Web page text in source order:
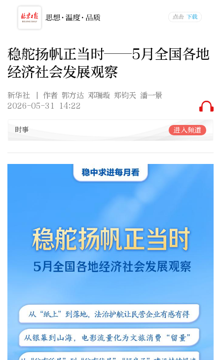
稳舵扬帆正当时——5月全国各地
经济社会发展观察
新华社
| 作者 郭方达 邓瑞璇 郑钧天 潘一景
2026-05-31 14:22
时事 进入频道